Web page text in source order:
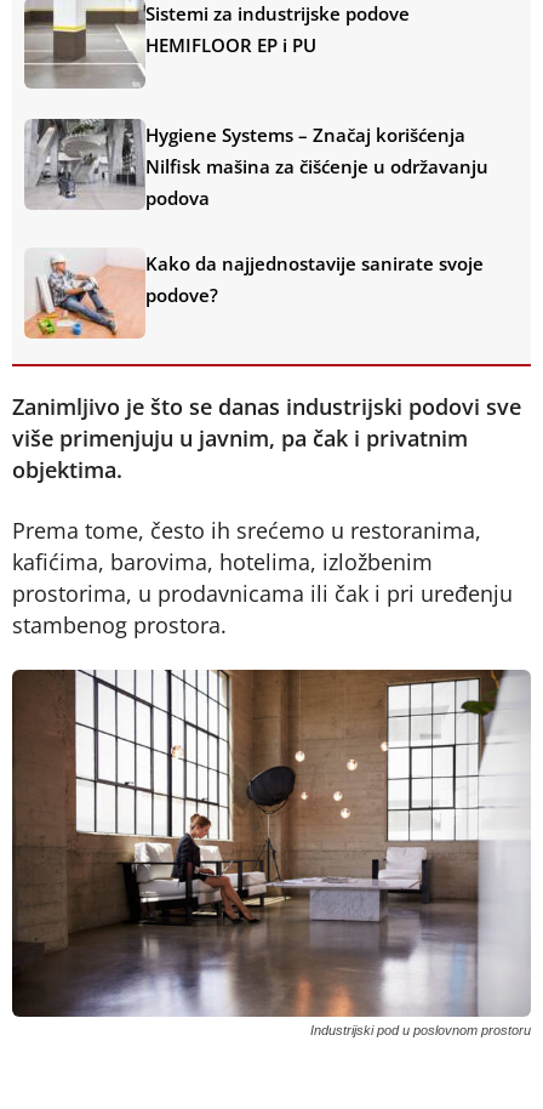
Sistemi za industrijske podove
HEMIFLOOR EP i PU
Hygiene Systems – Značaj korišćenja
Nilfisk mašina za čišćenje u održavanju
podova
Kako da najjednostavije sanirate svoje
podove?
Zanimljivo je što se danas industrijski podovi sve
više primenjuju u javnim, pa čak i privatnim
objektima.
Prema tome, često ih srećemo u restoranima,
kafićima, barovima, hotelima, izložbenim
prostorima, u prodavnicama ili čak i pri uređenju
stambenog prostora.
Industrijski pod u poslovnom prostoru